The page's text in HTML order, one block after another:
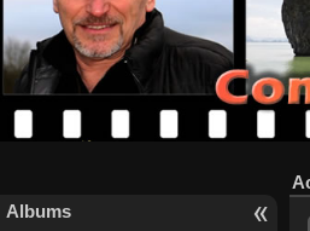
Albums